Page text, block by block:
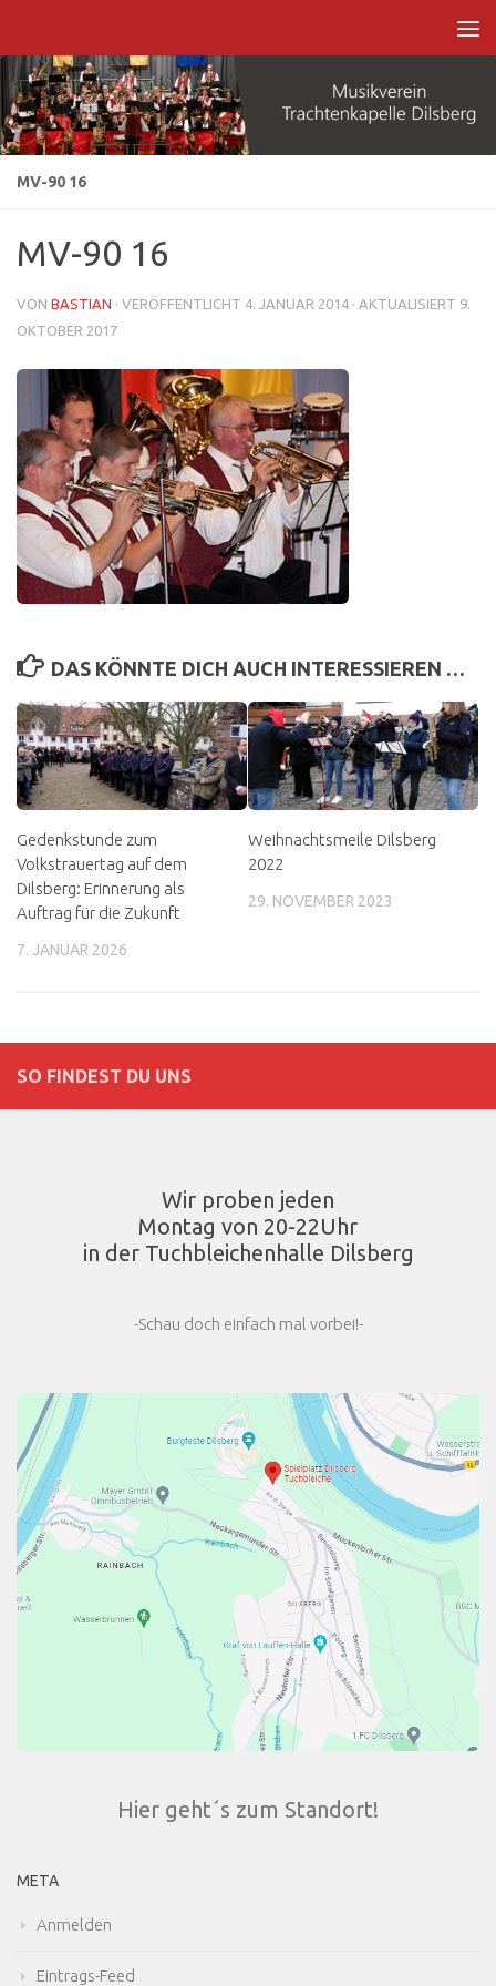
MV-90 16
MV-90 16
VON BASTIAN · VERÖFFENTLICHT 4. JANUAR 2014 · AKTUALISIERT 9.
OKTOBER 2017
DAS KÖNNTE DICH AUCH INTERESSIEREN …
Gedenkstunde zum
Volkstrauertag auf dem
Dilsberg: Erinnerung als
Auftrag für die Zukunft
7. JANUAR 2026
Weihnachtsmeile Dilsberg
2022
29. NOVEMBER 2023
SO FINDEST DU UNS
Wir proben jeden
Montag von 20-22Uhr
in der Tuchbleichenhalle Dilsberg
-Schau doch einfach mal vorbei!-
Hier geht´s zum Standort!
META
Anmelden
Eintrags-Feed